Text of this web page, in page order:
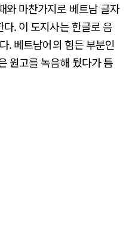
와 마찬가지로 베트남 글자
. 이 도지사는 한글로 음
. 베트남어의 힘든 부분인
원고를 녹음해 뒀다가 틈